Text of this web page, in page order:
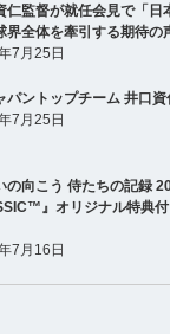
仁監督が就任会見で「日
界全体を牽引する期待の
7月25日
パントップチーム 井口
7月25日
の向こう 侍たちの記録
』オリジナル特典
7月16日